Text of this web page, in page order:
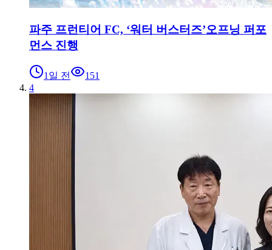
파주 프런티어 FC, ‘워터 버스터즈’오프닝 퍼포
먼스 진행
1일 전
151
4